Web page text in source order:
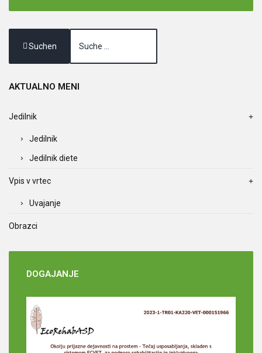
Suchen
AKTUALNO MENI
Jedilnik
Jedilnik
Jedilnik diete
Vpis v vrtec
Uvajanje
Obrazci
DOGAJANJE